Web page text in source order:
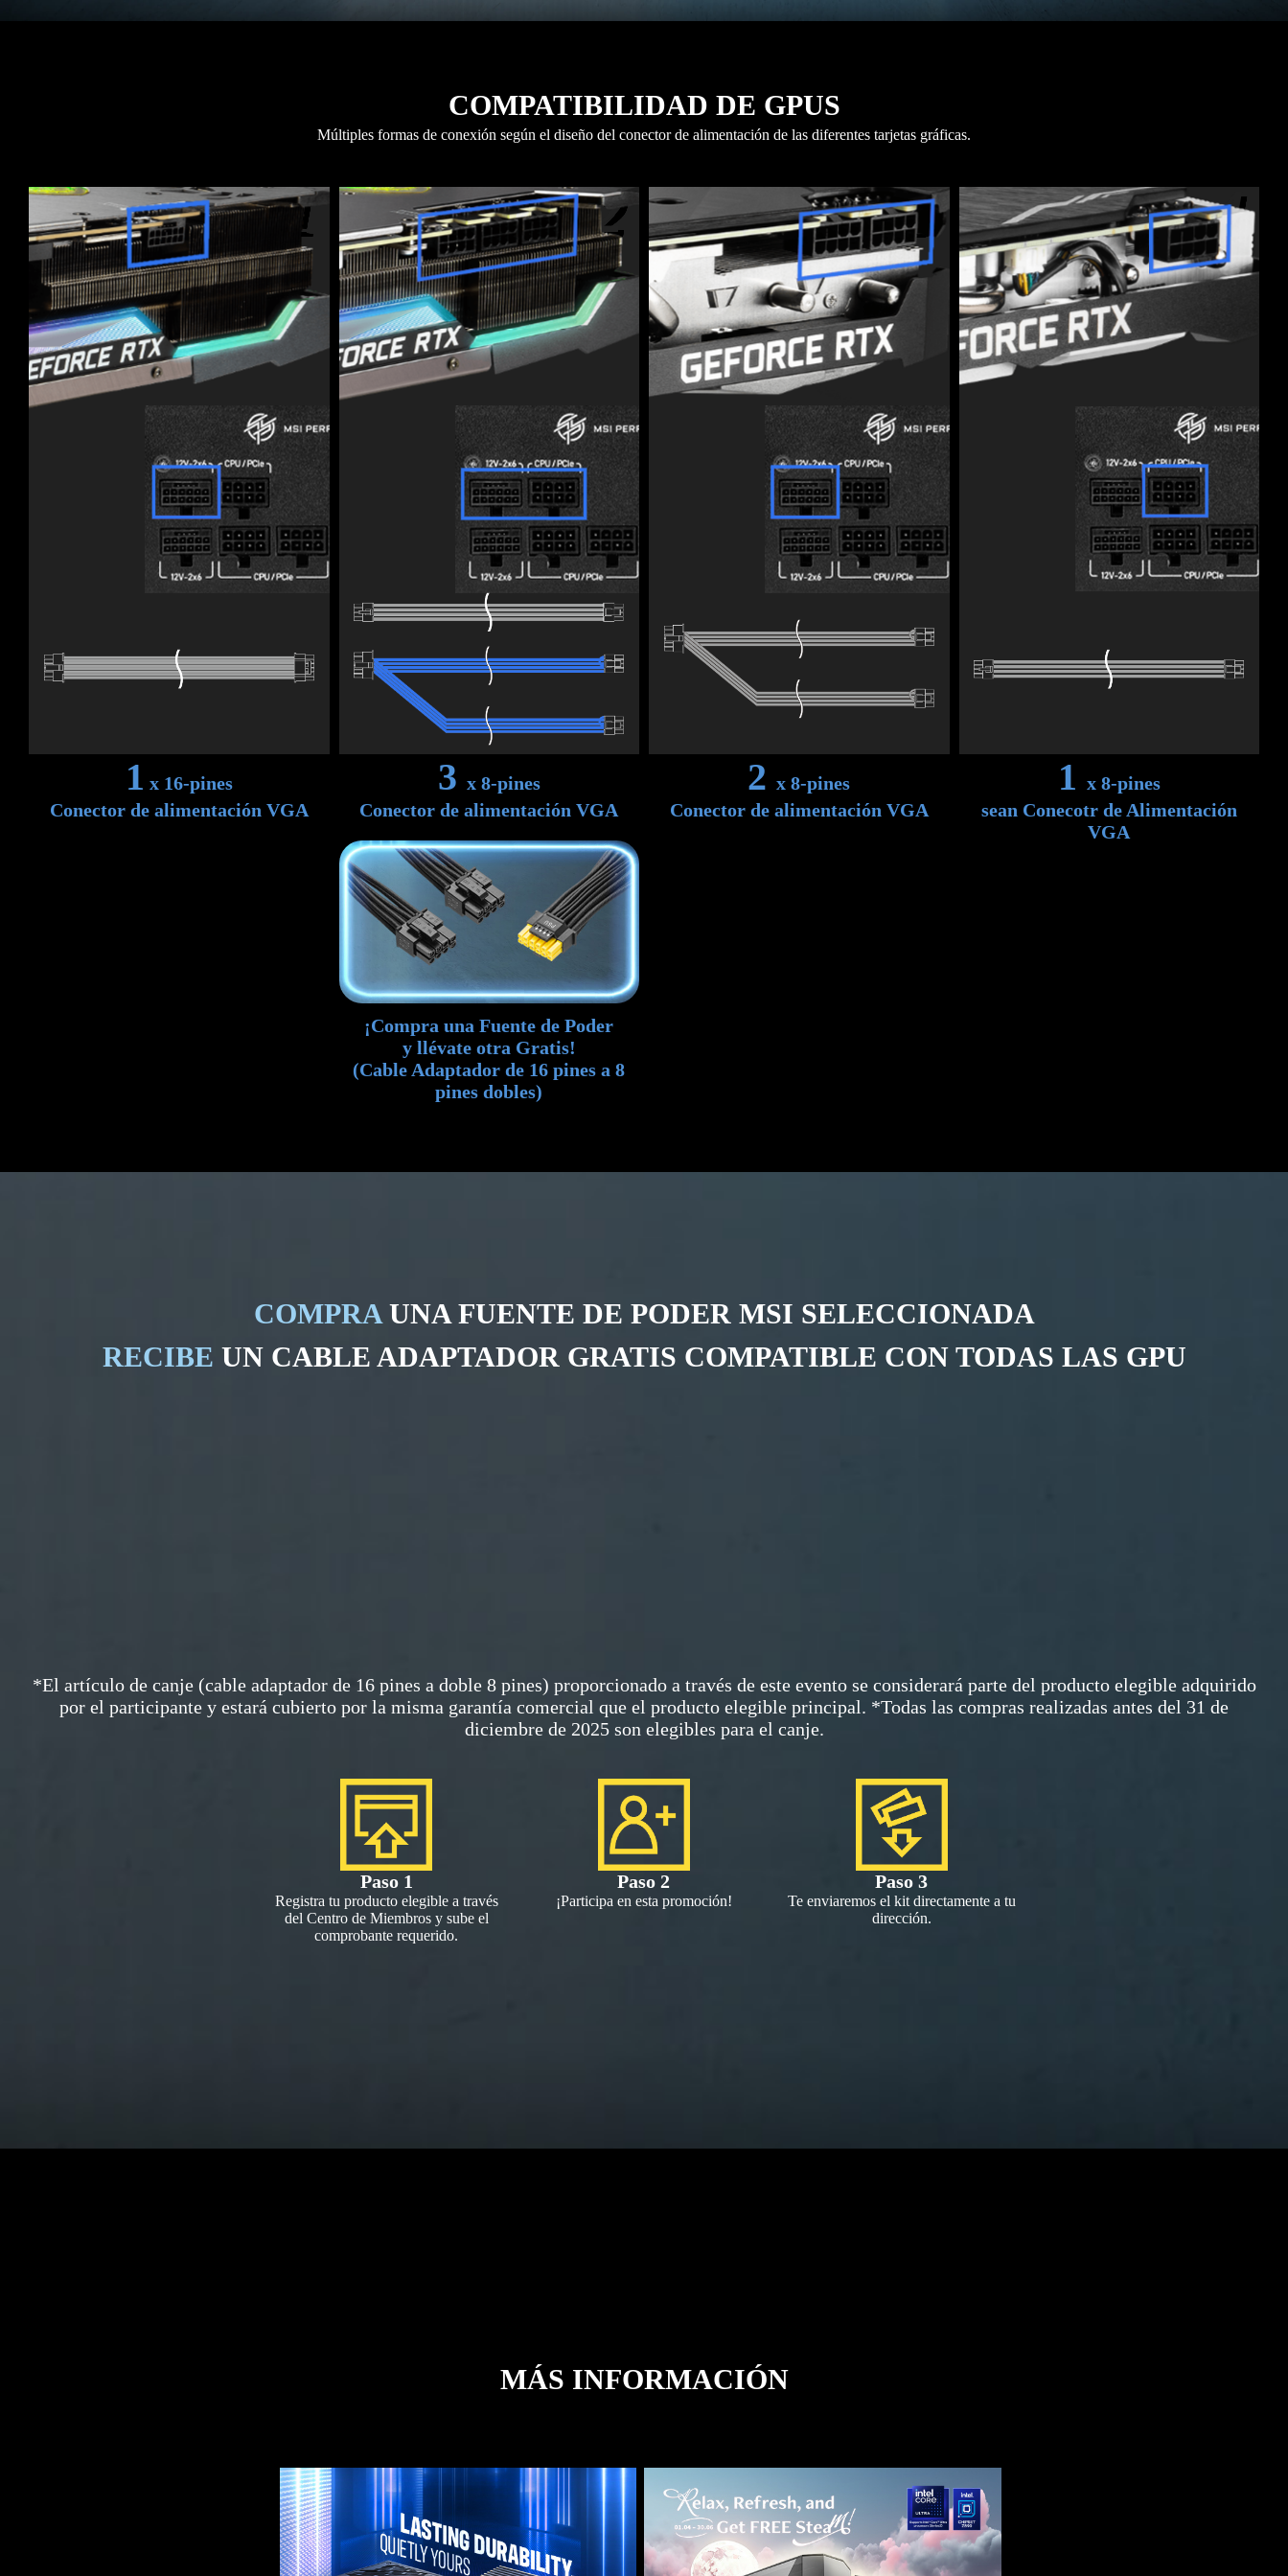
COMPATIBILIDAD DE GPUS
Múltiples formas de conexión según el diseño del conector de alimentación de las diferentes tarjetas gráficas.
1
1 x 16-pines
Conector de alimentación VGA
2
3 x 8-pines
Conector de alimentación VGA
¡Compra una Fuente de Poder
y llévate otra Gratis!
(Cable Adaptador de 16 pines a 8
pines dobles)
3
2x 8-pines
Conector de alimentación VGA
4
1 x 8-pines
sean Conecotr de Alimentación
VGA
COMPRAUNA FUENTE DE PODER MSI SELECCIONADA
RECIBE UN CABLE ADAPTADOR GRATIS COMPATIBLE CON TODAS LAS GPU
*El artículo de canje (cable adaptador de 16 pines a doble 8 pines) proporcionado a través de este evento se considerará parte del producto elegible adquirido
por el participante y estará cubierto por la misma garantía comercial que el producto elegible principal. *Todas las compras realizadas antes del 31 de
diciembre de 2025 son elegibles para el canje.
Paso 1
Registra tu producto elegible a través
del Centro de Miembros y sube el
comprobante requerido.
Paso 2
¡Participa en esta promoción!
Paso 3
Te enviaremos el kit directamente a tu
dirección.
MÁS INFORMACIÓN